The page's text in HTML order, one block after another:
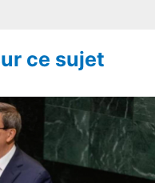
ce sujet